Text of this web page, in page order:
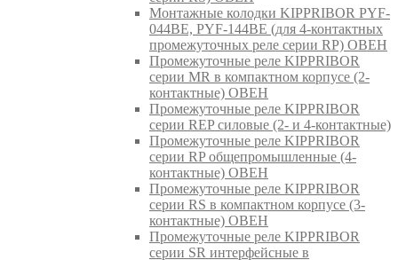
Монтажные колодки KIPPRIBOR PYF-
044BE, PYF-144BE (для 4-контактных
промежуточных реле серии RP) ОВЕН
Промежуточные реле KIPPRIBOR
серии MR в компактном корпусе (2-
контактные) ОВЕН
Промежуточные реле KIPPRIBOR
серии REP силовые (2- и 4-контактные)
Промежуточные реле KIPPRIBOR
серии RP общепромышленные (4-
контактные) ОВЕН
Промежуточные реле KIPPRIBOR
серии RS в компактном корпусе (3-
контактные) ОВЕН
Промежуточные реле KIPPRIBOR
серии SR интерфейсные в